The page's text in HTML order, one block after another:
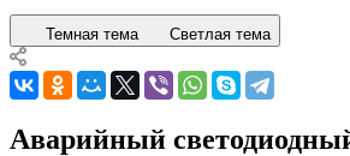
Темная тема Светлая тема
Аварийный